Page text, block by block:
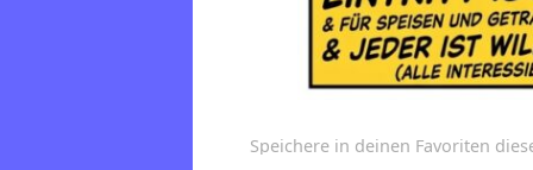
Speichere in deinen Favoriten